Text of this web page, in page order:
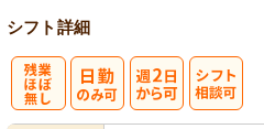
シフト詳細